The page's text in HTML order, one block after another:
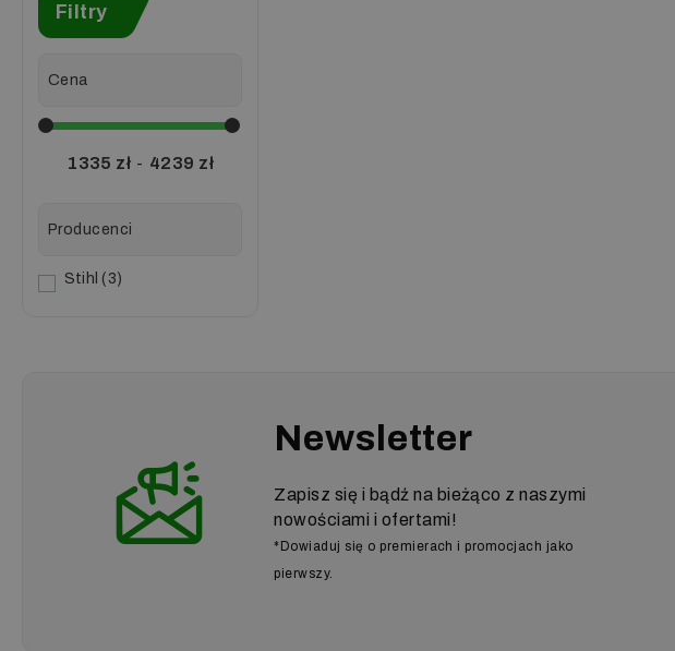
Filtry
Cena
1335 zł - 4239 zł
Producenci
Stihl 3
Newsletter
Zapisz się i bądź na bieżąco z naszymi
nowościami i ofertami!
*Dowiaduj się o premierach i promocjach jako
pierwszy.